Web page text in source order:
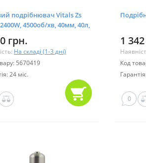
подрібнювач Vitals Zs
4500об/хв, 40мм, 40л,
грн.
На складі (1-3 дні)
5670419
24 міс.
1
Код
0